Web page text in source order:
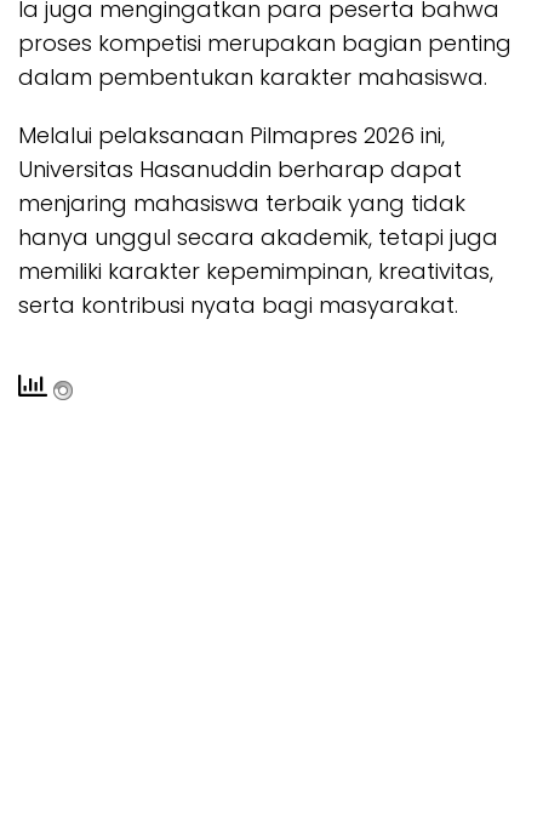
Ia juga mengingatkan para peserta bahwa
proses kompetisi merupakan bagian penting
dalam pembentukan karakter mahasiswa.
Melalui pelaksanaan Pilmapres 2026 ini,
Universitas Hasanuddin berharap dapat
menjaring mahasiswa terbaik yang tidak
hanya unggul secara akademik, tetapi juga
memiliki karakter kepemimpinan, kreativitas,
serta kontribusi nyata bagi masyarakat.